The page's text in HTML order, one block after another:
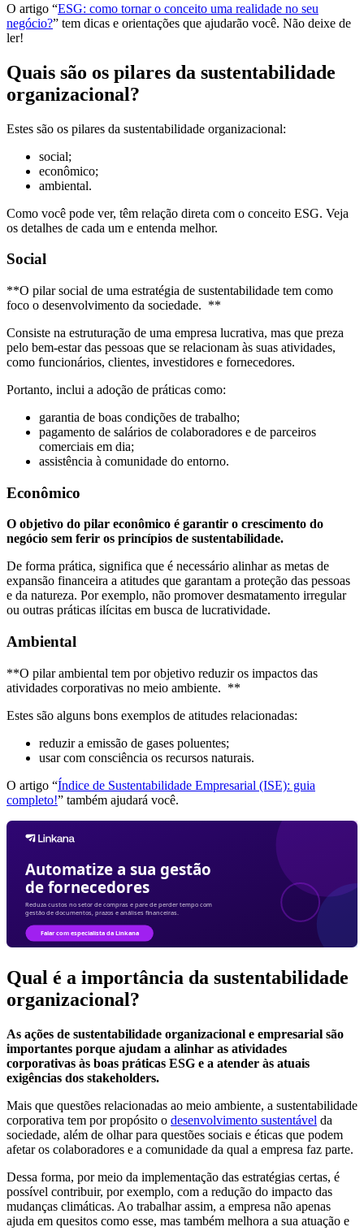
O artigo “ESG: como tornar o conceito uma realidade no seu
negócio?” tem dicas e orientações que ajudarão você. Não deixe de
ler!
Quais são os pilares da sustentabilidade
organizacional?
Estes são os pilares da sustentabilidade organizacional:
social;
econômico;
ambiental.
Como você pode ver, têm relação direta com o conceito ESG. Veja
os detalhes de cada um e entenda melhor.
Social
**O pilar social de uma estratégia de sustentabilidade tem como
foco o desenvolvimento da sociedade. **
Consiste na estruturação de uma empresa lucrativa, mas que preza
pelo bem-estar das pessoas que se relacionam às suas atividades,
como funcionários, clientes, investidores e fornecedores.
Portanto, inclui a adoção de práticas como:
garantia de boas condições de trabalho;
pagamento de salários de colaboradores e de parceiros
comerciais em dia;
assistência à comunidade do entorno.
Econômico
O objetivo do pilar econômico é garantir o crescimento do
negócio sem ferir os princípios de sustentabilidade.
De forma prática, significa que é necessário alinhar as metas de
expansão financeira a atitudes que garantam a proteção das pessoas
e da natureza. Por exemplo, não promover desmatamento irregular
ou outras práticas ilícitas em busca de lucratividade.
Ambiental
**O pilar ambiental tem por objetivo reduzir os impactos das
atividades corporativas no meio ambiente. **
Estes são alguns bons exemplos de atitudes relacionadas:
reduzir a emissão de gases poluentes;
usar com consciência os recursos naturais.
O artigo “Índice de Sustentabilidade Empresarial (ISE): guia
completo!” também ajudará você.
Qual é a importância da sustentabilidade
organizacional?
As ações de sustentabilidade organizacional e empresarial são
importantes porque ajudam a alinhar as atividades
corporativas às boas práticas ESG e a atender às atuais
exigências dos stakeholders.
Mais que questões relacionadas ao meio ambiente, a sustentabilidade
corporativa tem por propósito o desenvolvimento sustentável da
sociedade, além de olhar para questões sociais e éticas que podem
afetar os colaboradores e a comunidade da qual a empresa faz parte.
Dessa forma, por meio da implementação das estratégias certas, é
possível contribuir, por exemplo, com a redução do impacto das
mudanças climáticas. Ao trabalhar assim, a empresa não apenas
ajuda em quesitos como esse, mas também melhora a sua atuação e